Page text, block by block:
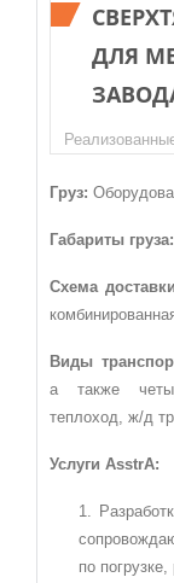
ДЛЯ
Груз:
Габариты груза:
Схема
Виды
а также
теплоход, ж/д
Услуги AsstrA:
по